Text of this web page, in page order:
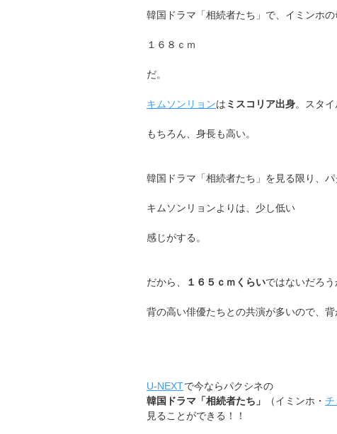
韓国ドラマ「相続者たち」で、イミンホの
１６８ｃｍ
だ。
キムソンリョンは ミスコリア出身。スタイ
もちろん、身長も高い。
韓国ドラマ「相続者たち」を見る限り、パ
キムソンリョンよりは、少し低い
感じがする。
だから、 １６５ｃｍくらいではないだろう
背の高い俳優たちとの共演が多いので、
U-NEXTで今ならパクシネの
韓国ドラマ「相続者たち」
（イミンホ・ チ
見ることができる！！